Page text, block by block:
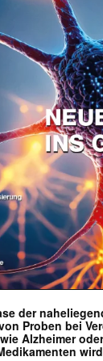
der
Proben bei
Alzheimer